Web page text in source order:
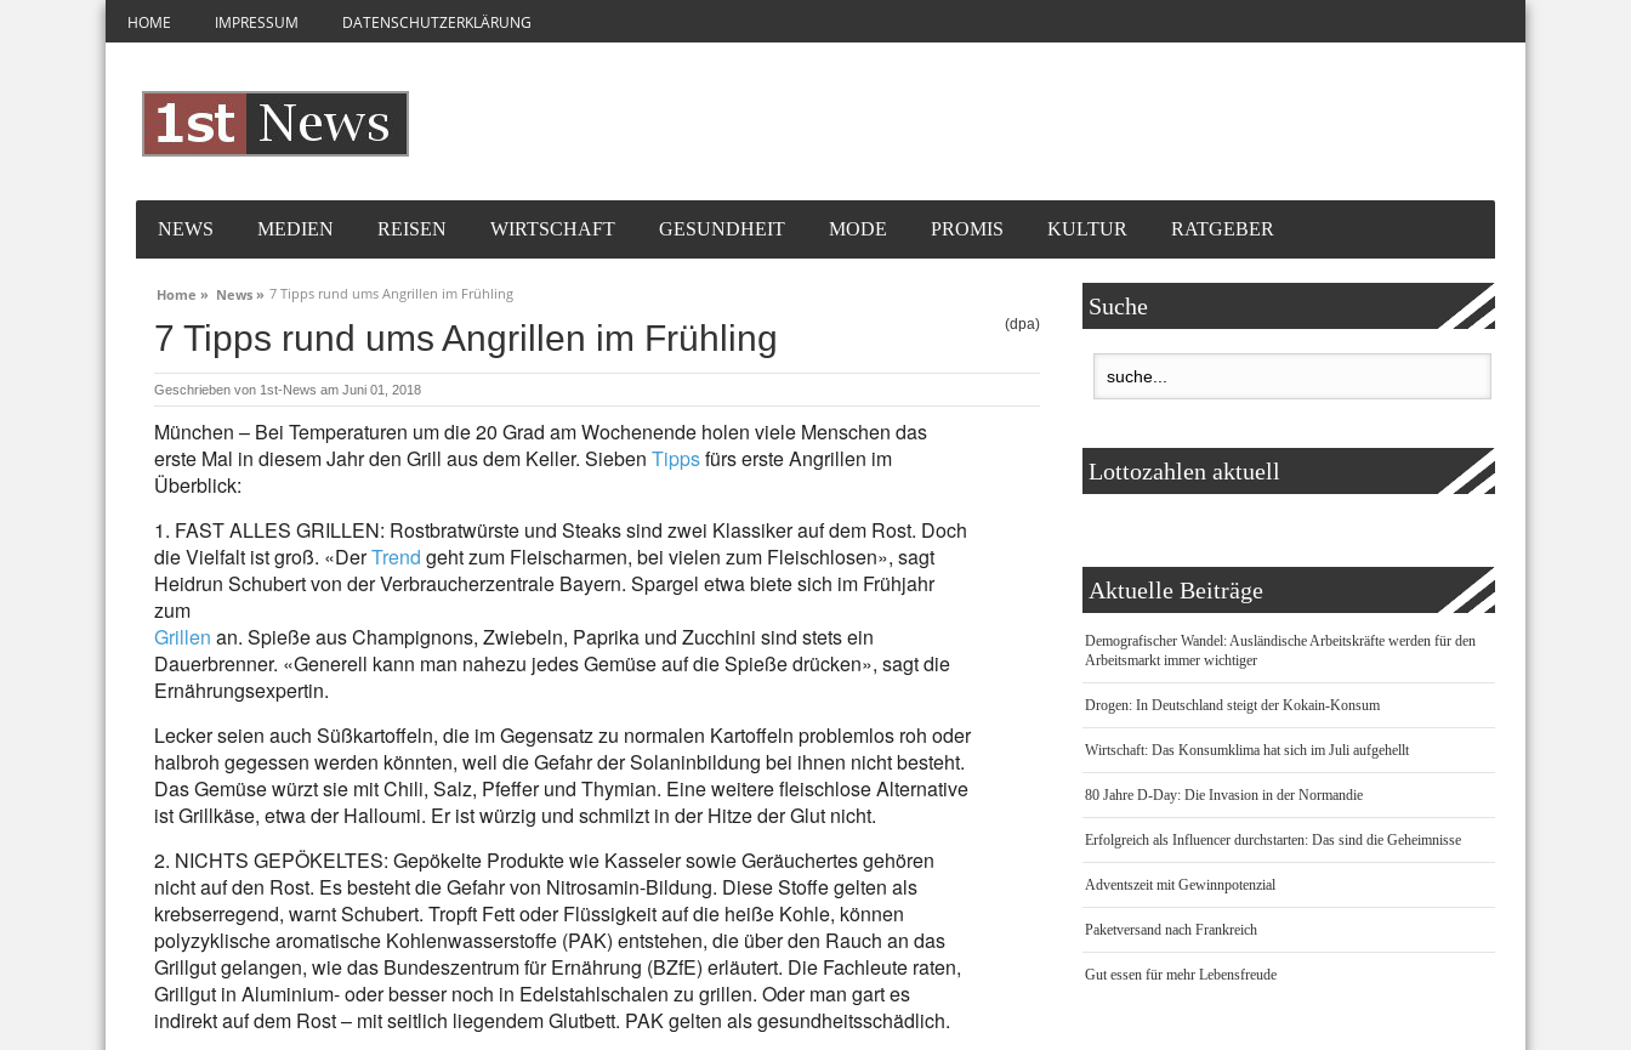
HOME IMPRESSUM DATENSCHUTZERKLÄRUNG
NEWS MEDIEN REISEN WIRTSCHAFT GESUNDHEIT MODE PROMIS KULTUR RATGEBER
Home » News » 7 Tipps rund ums Angrillen im Frühling
7 Tipps rund ums Angrillen im Frühling (dpa)
Geschrieben von 1st-News am Juni 01, 2018
München – Bei Temperaturen um die 20 Grad am Wochenende holen viele Menschen das
erste Mal in diesem Jahr den Grill aus dem Keller. Sieben Tippsfürs erste Angrillen im
Überblick:
1. FAST ALLES GRILLEN: Rostbratwürste und Steaks sind zwei Klassiker auf dem Rost. Doch
die Vielfalt ist groß. «DerTrend geht zum Fleischarmen, bei vielen zum Fleischlosen», sagt
Heidrun Schubert von der Verbraucherzentrale Bayern. Spargel etwa biete sich im Frühjahr
zum
Grillen an. Spieße aus Champignons, Zwiebeln, Paprika und Zucchini sind stets ein
Dauerbrenner. «Generell kann man nahezu jedes Gemüse auf die Spieße drücken», sagt die
Ernährungsexpertin.
Lecker seien auch Süßkartoffeln, die im Gegensatz zu normalen Kartoffeln problemlos roh oder
halbroh gegessen werden könnten, weil die Gefahr der Solaninbildung bei ihnen nicht besteht.
Das Gemüse würzt sie mit Chili, Salz, Pfeffer und Thymian. Eine weitere fleischlose Alternative
ist Grillkäse, etwa der Halloumi. Er ist würzig und schmilzt in der Hitze der Glut nicht.
2. NICHTS GEPÖKELTES: Gepökelte Produkte wie Kasseler sowie Geräuchertes gehören
nicht auf den Rost. Es besteht die Gefahr von Nitrosamin-Bildung. Diese Stoffe gelten als
krebserregend, warnt Schubert. Tropft Fett oder Flüssigkeit auf die heiße Kohle, können
polyzyklische aromatische Kohlenwasserstoffe (PAK) entstehen, die über den Rauch an das
Grillgut gelangen, wie das Bundeszentrum für Ernährung (BZfE) erläutert. Die Fachleute raten,
Grillgut in Aluminium- oder besser noch in Edelstahlschalen zu grillen. Oder man gart es
indirekt auf dem Rost – mit seitlich liegendem Glutbett. PAK gelten als gesundheitsschädlich.
Suche
Lottozahlen aktuell
Aktuelle Beiträge
Demografischer Wandel: Ausländische Arbeitskräfte werden für den
Arbeitsmarkt immer wichtiger
Drogen: In Deutschland steigt der Kokain-Konsum
Wirtschaft: Das Konsumklima hat sich im Juli aufgehellt
80 Jahre D-Day: Die Invasion in der Normandie
Erfolgreich als Influencer durchstarten: Das sind die Geheimnisse
Adventszeit mit Gewinnpotenzial
Paketversand nach Frankreich
Gut essen für mehr Lebensfreude